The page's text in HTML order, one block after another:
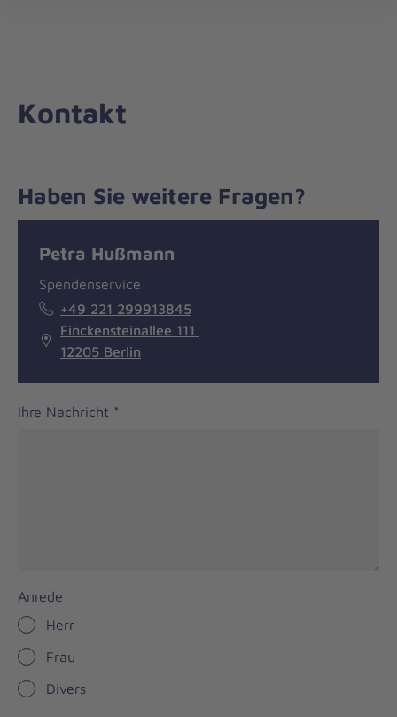
zum
Kontakt
Haben Sie weitere Fragen?
Petra Hußmann
Spendenservice
+49 221 299913845
Finckensteinallee 111
12205 Berlin
Ihre Nachricht *
Anrede
Herr
Frau
Divers